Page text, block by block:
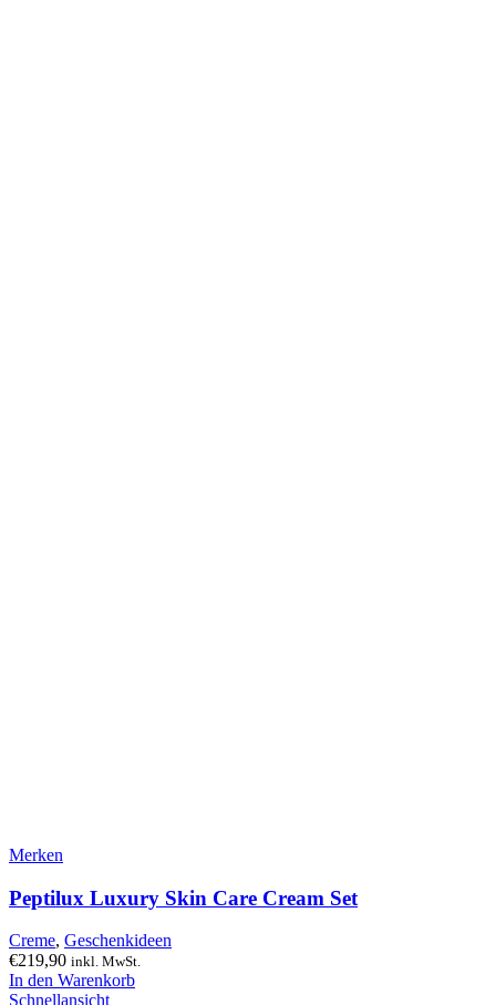
Merken
Peptilux Luxury Skin Care Cream Set
Creme, Geschenkideen
€219,90 inkl. MwSt.
In den Warenkorb
Schnellansicht